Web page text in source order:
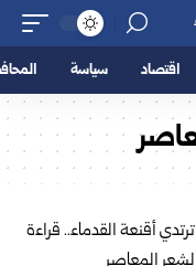
اقتصاد سياسة